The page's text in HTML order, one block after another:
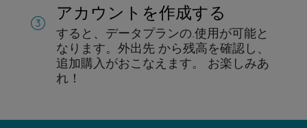
アカウントを作成する
すると、データプランの.使用が可能と
なります。 外出先 から残高を確認し、
追加購入がおこなえます。
お楽しみあ
れ！